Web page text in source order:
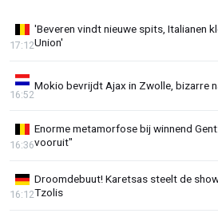
'Beveren vindt nieuwe spits, Italianen
Union'
17:12
Mokio bevrijdt Ajax in Zwolle, bizarre
16:52
Enorme metamorfose bij winnend
vooruit"
16:36
Droomdebuut! Karetsas steelt de
Tzolis
16:12